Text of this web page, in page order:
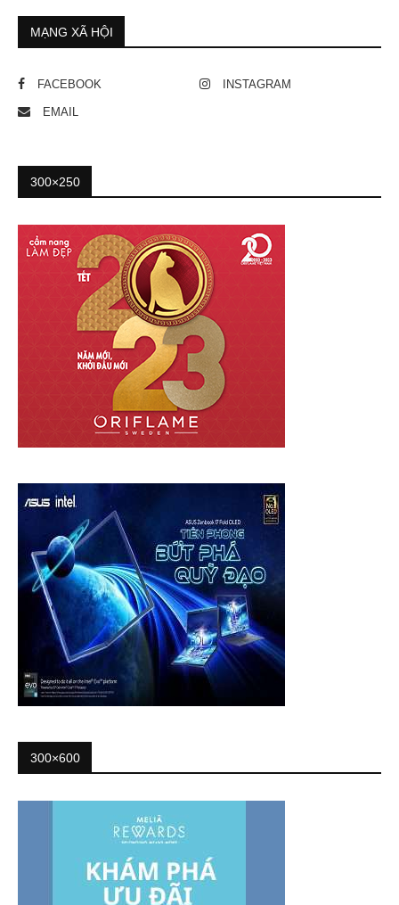
MẠNG XÃ HỘI
FACEBOOK INSTAGRAM
EMAIL
300×250
300×600